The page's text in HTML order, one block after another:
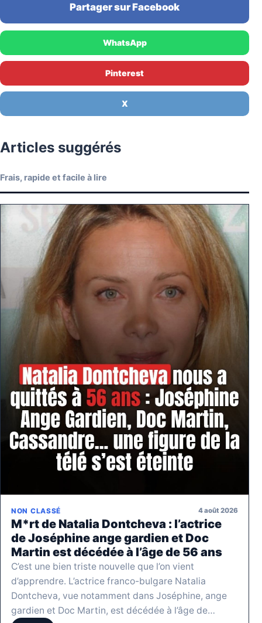
Partager sur Facebook
WhatsApp
Pinterest
X
Articles suggérés
Frais, rapide et facile à lire
NON CLASSÉ 4 août 2026
M*rt de Natalia Dontcheva : l’actrice
de Joséphine ange gardien et Doc
Martin est décédée à l’âge de 56 ans
C’est une bien triste nouvelle que l’on vient
d’apprendre. L’actrice franco-bulgare Natalia
Dontcheva, vue notamment dans Joséphine, ange
gardien et Doc Martin, est décédée à l’âge de…